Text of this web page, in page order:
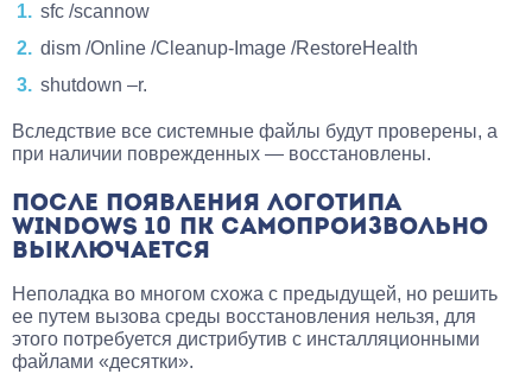
sfc /scannow
dism /Online /Cleanup-Image /RestoreHealth
shutdown –r.
Вследствие все системные файлы будут проверены, а
при наличии поврежденных — восстановлены.
ПОСЛЕ ПОЯВЛЕНИЯ ЛОГОТИПА
WINDOWS 10 ПК САМОПРОИЗВОЛЬНО
ВЫКЛЮЧАЕТСЯ
Неполадка во многом схожа с предыдущей, но решить
ее путем вызова среды восстановления нельзя, для
этого потребуется дистрибутив с инсталляционными
файлами «десятки».